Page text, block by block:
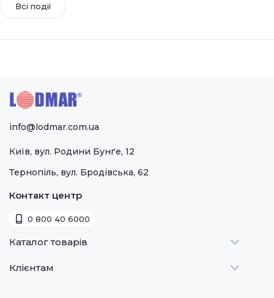
Всі події
info@lodmar.com.ua
Київ, вул. Родини Бунґе, 12
Тернопіль, вул. Бродівська, 62
Контакт центр
0 800 40 6000
Каталог товарів
Теплове
Клієнтам